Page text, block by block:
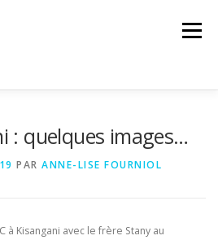
Menu
: quelques images…
PAR ANNE-LISE FOURNIOL
à Kisangani avec le frère Stany au